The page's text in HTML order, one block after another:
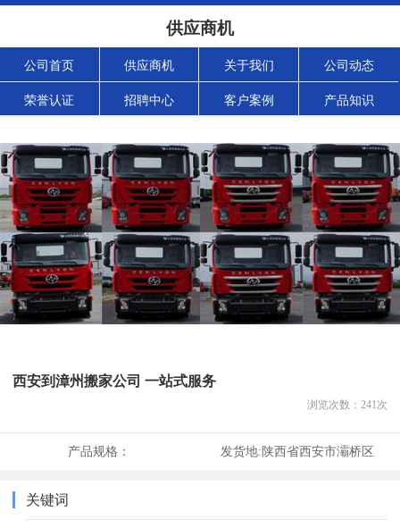
供应商机
公司首页 供应商机 关于我们 公司动态
荣誉认证 招聘中心 客户案例 产品知识
西安到漳州搬家公司 一站式服务
浏览次数： 241次
产品规格： 发货地:陕西省西安市灞桥区
关键词